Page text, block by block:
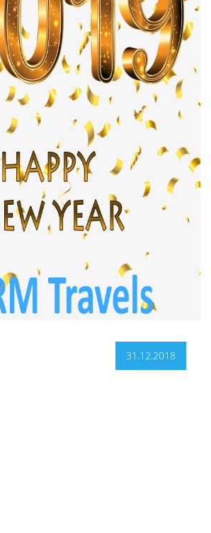
31.12.2018